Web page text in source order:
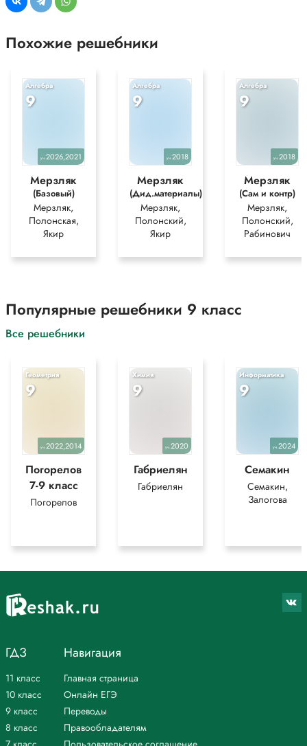
Похожие решебники
Алгебра
9
уч.2026,2021
Мерзляк
(Базовый)
Мерзляк,
Полонская,
Якир
Алгебра
9
уч.2018
Мерзляк
(Дид.материалы)
Мерзляк,
Полонский,
Якир
Алгебра
9
уч.2018
Мерзляк
(Сам и контр)
Мерзляк,
Полонский,
Рабинович
Популярные решебники 9 класс
Все решебники
Геометрия
9
уч.2022,2014
Погорелов
7-9 класс
Погорелов
Химия
9
уч.2020
Габриелян
Габриелян
Информатика
9
уч.2024
Семакин
Семакин,
Залогова
ГДЗ
11 класс
10 класс
9 класс
8 класс
Навигация
Главная страница
Онлайн ЕГЭ
Переводы
Правообладателям